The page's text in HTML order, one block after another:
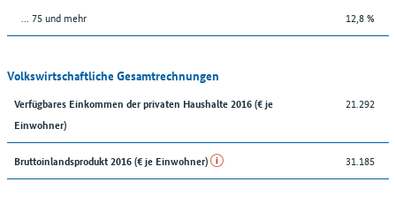
... 75 und mehr 12,8 %
Volkswirtschaftliche Gesamtrechnungen
Verfügbares Einkommen der privaten Haushalte 2016 (€ je
Einwohner)
21.292
Bruttoinlandsprodukt 2016 (€ je Einwohner) 31.185